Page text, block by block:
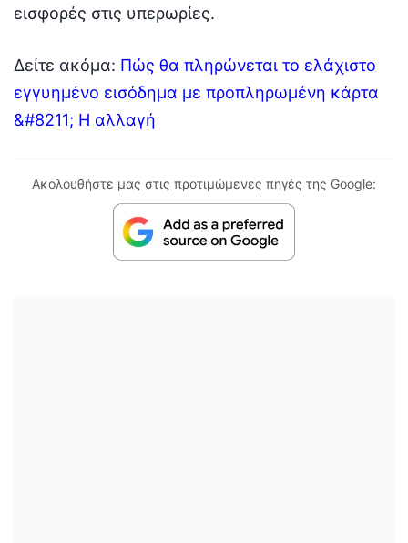
εισφορές στις υπερωρίες.
Δείτε ακόμα: Πώς θα πληρώνεται το ελάχιστο
εγγυημένο εισόδημα με προπληρωμένη κάρτα
&#8211; Η αλλαγή
Ακολουθήστε μας στις προτιμώμενες πηγές της Google: